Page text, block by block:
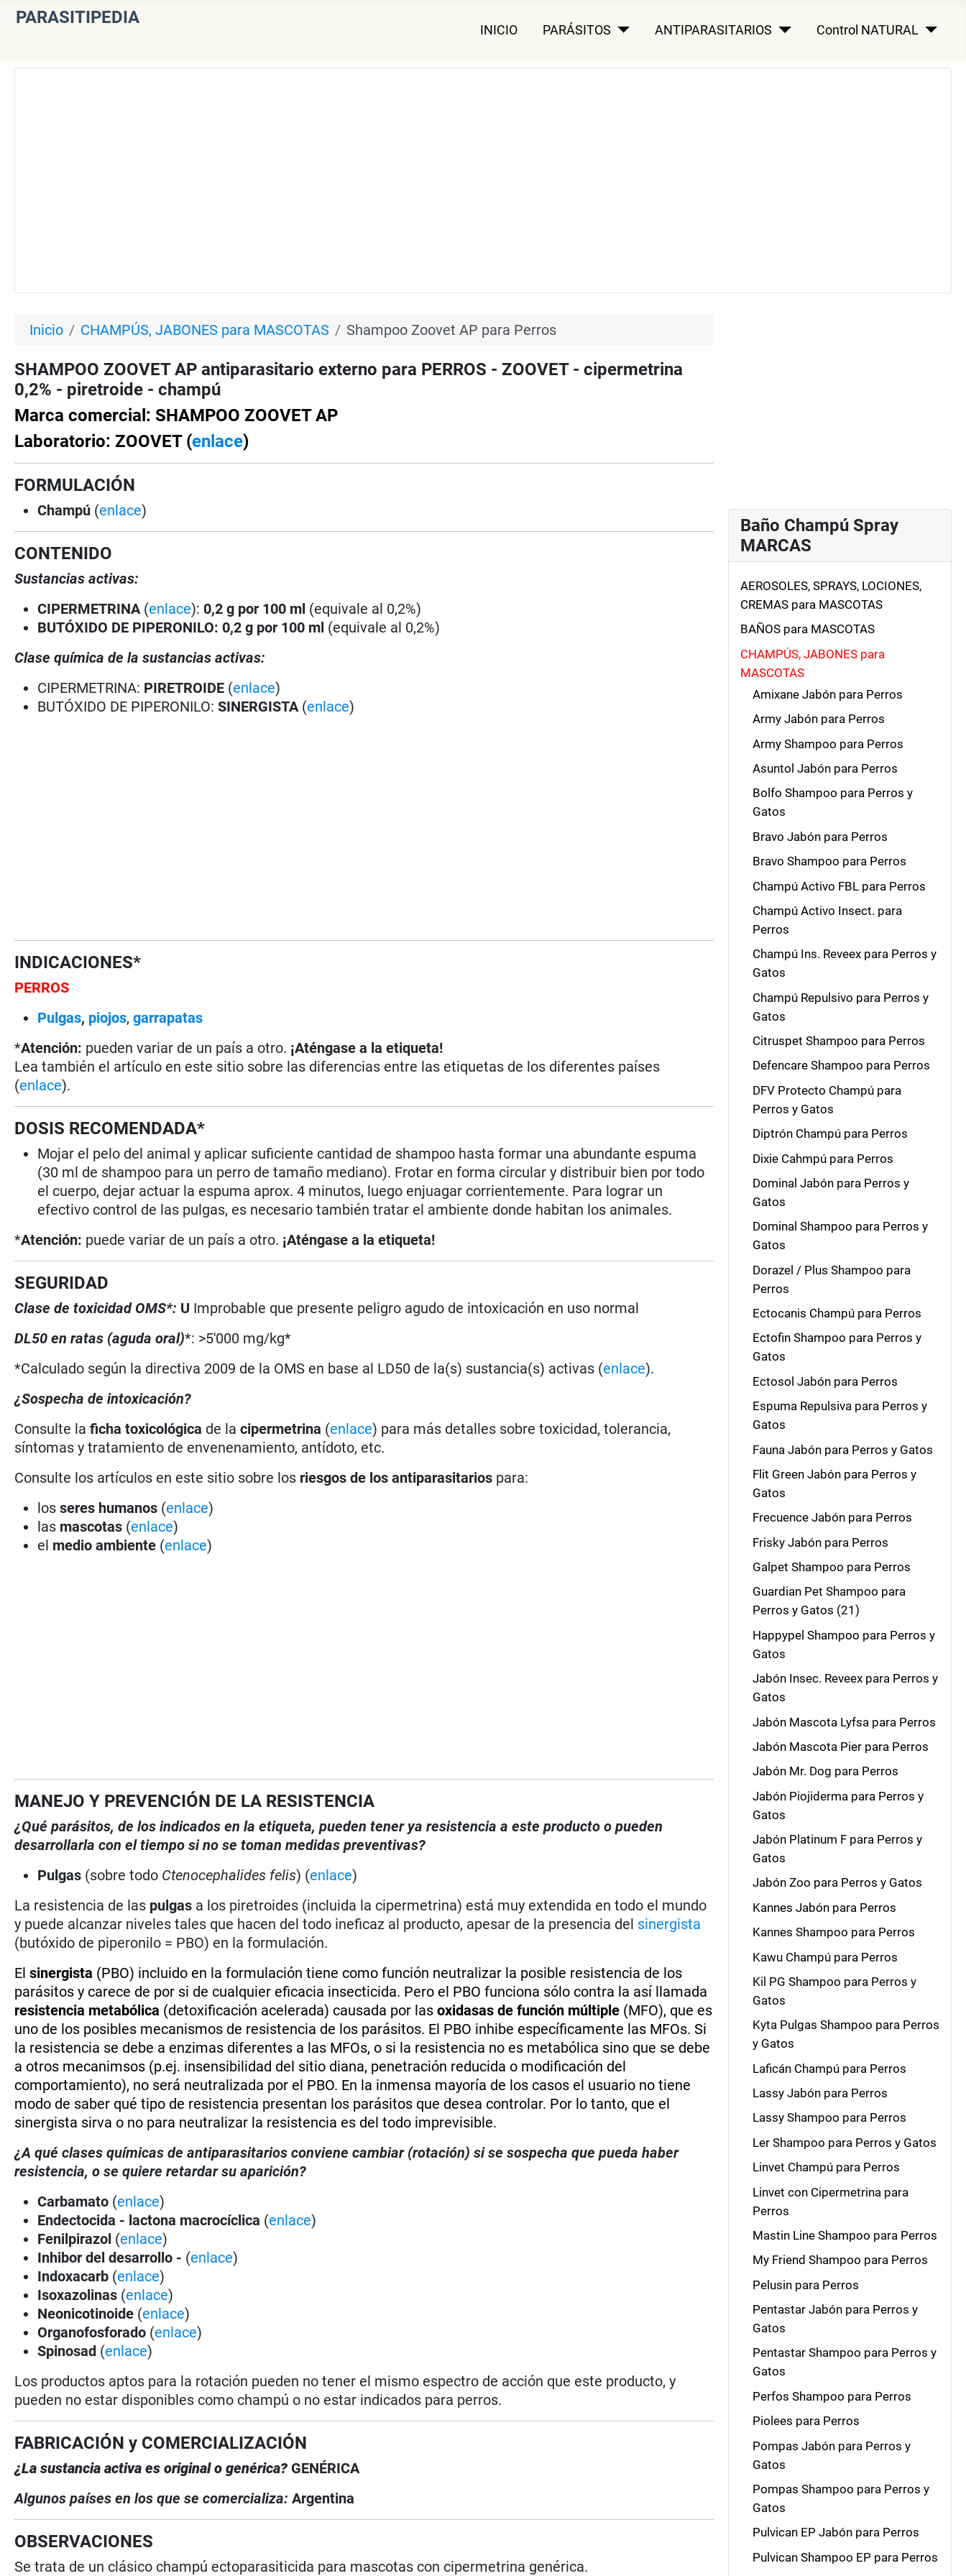
PARASITIPEDIA
INICIO PARÁSITOS ANTIPARASITARIOS Control NATURAL
Inicio CHAMPÚS, JABONES para MASCOTAS Shampoo Zoovet AP para Perros
SHAMPOO ZOOVET AP antiparasitario externo para PERROS - ZOOVET - cipermetrina
0,2% - piretroide - champú
Marca comercial: SHAMPOO ZOOVET AP
Laboratorio: ZOOVET (enlace)
FORMULACIÓN
Champú (enlace)
CONTENIDO
Sustancias activas:
CIPERMETRINA (enlace): 0,2 g por 100 ml (equivale al 0,2%)
BUTÓXIDO DE PIPERONILO: 0,2 g por 100 ml (equivale al 0,2%)
Clase química de la sustancias activas:
CIPERMETRINA: PIRETROIDE (enlace)
BUTÓXIDO DE PIPERONILO:SINERGISTA (enlace)
INDICACIONES*
PERROS
Pulgas, piojos,garrapatas
*Atención: pueden variar de un país a otro. ¡Aténgase a la etiqueta!
Lea también el artículo en este sitio sobre las diferencias entre las etiquetas de los diferentes países
(enlace).
DOSIS RECOMENDADA*
Mojar el pelo del animal y aplicar suficiente cantidad de shampoo hasta formar una abundante espuma
(30 ml de shampoo para un perro de tamaño mediano). Frotar en forma circular y distribuir bien por todo
el cuerpo, dejar actuar la espuma aprox. 4 minutos, luego enjuagar corrientemente. Para lograr un
efectivo control de las pulgas, es necesario también tratar el ambiente donde habitan los animales.
*Atención: puede variar de un país a otro. ¡Aténgase a la etiqueta!
SEGURIDAD
Clase de toxicidad OMS*: U Improbable que presente peligro agudo de intoxicación en uso normal
DL50 en ratas (aguda oral)*: >5'000 mg/kg*
*Calculado según la directiva 2009 de la OMS en base al LD50 de la(s) sustancia(s) activas (enlace).
¿Sospecha de intoxicación?
Consulte laficha toxicológica de lacipermetrina (enlace) para más detalles sobre toxicidad, tolerancia,
síntomas y tratamiento de envenenamiento, antídoto, etc.
Consulte los artículos en este sitio sobre los riesgos de los antiparasitarios para:
losseres humanos (enlace)
las mascotas (enlace)
el medio ambiente (enlace)
MANEJO Y PREVENCIÓN DE LA RESISTENCIA
¿Qué parásitos, de los indicados en la etiqueta, pueden tener ya resistencia a este producto o pueden
desarrollarla con el tiempo si no se toman medidas preventivas?
Pulgas (sobre todo Ctenocephalides felis) (enlace)
La resistencia de las pulgas a los piretroides (incluida la cipermetrina) está muy extendida en todo el mundo
y puede alcanzar niveles tales que hacen del todo ineficaz al producto, apesar de la presencia del sinergista
(butóxido de piperonilo = PBO) en la formulación.
Elsinergista (PBO) incluido en la formulación tiene como función neutralizar la posible resistencia de los
parásitos y carece de por si de cualquier eficacia insecticida. Pero el PBO funciona sólo contra la así llamada
resistencia metabólica (detoxificación acelerada) causada por lasoxidasas de función múltiple (MFO), que es
uno de los posibles mecanismos de resistencia de los parásitos. El PBO inhibe específicamente las MFOs. Si
la resistencia se debe a enzimas diferentes a las MFOs, o si la resistencia no es metabólica sino que se debe
a otros mecanimsos (p.ej. insensibilidad del sitio diana, penetración reducida o modificación del
comportamiento), no será neutralizada por el PBO. En la inmensa mayoría de los casos el usuario no tiene
modo de saber qué tipo de resistencia presentan los parásitos que desea controlar. Por lo tanto, que el
sinergista sirva o no para neutralizar la resistencia es del todo imprevisible.
¿A qué clases químicas de antiparasitarios conviene cambiar (rotación) si se sospecha que pueda haber
resistencia, o se quiere retardar su aparición?
Carbamato (enlace)
Endectocida - lactona macrocíclica (enlace)
Fenilpirazol (enlace)
Inhibor del desarrollo - (enlace)
Indoxacarb (enlace)
Isoxazolinas (enlace)
Neonicotinoide (enlace)
Organofosforado (enlace)
Spinosad (enlace)
Los productos aptos para la rotación pueden no tener el mismo espectro de acción que este producto, y
pueden no estar disponibles como champú o no estar indicados para perros.
FABRICACIÓN y COMERCIALIZACIÓN
¿La sustancia activa es original o genérica? GENÉRICA
Algunos países en los que se comercializa:Argentina
OBSERVACIONES
Se trata de un clásico champú ectoparasiticida para mascotas con cipermetrina genérica.
Baño Champú Spray
MARCAS
AEROSOLES, SPRAYS, LOCIONES,
CREMAS para MASCOTAS
BAÑOS para MASCOTAS
CHAMPÚS, JABONES para
MASCOTAS
Amixane Jabón para Perros
Army Jabón para Perros
Army Shampoo para Perros
Asuntol Jabón para Perros
Bolfo Shampoo para Perros y
Gatos
Bravo Jabón para Perros
Bravo Shampoo para Perros
Champú Activo FBL para Perros
Champú Activo Insect. para
Perros
Champú Ins. Reveex para Perros y
Gatos
Champú Repulsivo para Perros y
Gatos
Citruspet Shampoo para Perros
Defencare Shampoo para Perros
DFV Protecto Champú para
Perros y Gatos
Diptrón Champú para Perros
Dixie Cahmpú para Perros
Dominal Jabón para Perros y
Gatos
Dominal Shampoo para Perros y
Gatos
Dorazel / Plus Shampoo para
Perros
Ectocanis Champú para Perros
Ectofin Shampoo para Perros y
Gatos
Ectosol Jabón para Perros
Espuma Repulsiva para Perros y
Gatos
Fauna Jabón para Perros y Gatos
Flit Green Jabón para Perros y
Gatos
Frecuence Jabón para Perros
Frisky Jabón para Perros
Galpet Shampoo para Perros
Guardian Pet Shampoo para
Perros y Gatos (21)
Happypel Shampoo para Perros y
Gatos
Jabón Insec. Reveex para Perros y
Gatos
Jabón Mascota Lyfsa para Perros
Jabón Mascota Pier para Perros
Jabón Mr. Dog para Perros
Jabón Piojiderma para Perros y
Gatos
Jabón Platinum F para Perros y
Gatos
Jabón Zoo para Perros y Gatos
Kannes Jabón para Perros
Kannes Shampoo para Perros
Kawu Champú para Perros
Kil PG Shampoo para Perros y
Gatos
Kyta Pulgas Shampoo para Perros
y Gatos
Laficán Champú para Perros
Lassy Jabón para Perros
Lassy Shampoo para Perros
Ler Shampoo para Perros y Gatos
Linvet Champú para Perros
Linvet con Cipermetrina para
Perros
Mastin Line Shampoo para Perros
My Friend Shampoo para Perros
Pelusin para Perros
Pentastar Jabón para Perros y
Gatos
Pentastar Shampoo para Perros y
Gatos
Perfos Shampoo para Perros
Piolees para Perros
Pompas Jabón para Perros y
Gatos
Pompas Shampoo para Perros y
Gatos
Pulvican EP Jabón para Perros
Pulvican Shampoo EP para Perros